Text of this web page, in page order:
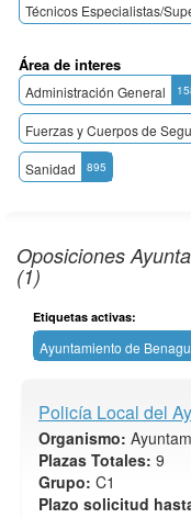
Técnicos Especialistas/
Área de interes
Administración General
Fuerzas y Cuerpos de
Sanidad 895
Oposiciones
(1)
Etiquetas activas:
Ayuntamiento de
Policía Local del
Organismo:
Plazas Totales: 9
Grupo: C1
Plazo solicitud